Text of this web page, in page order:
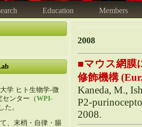
Education Members
学 ヒト生物学-微
ンター（WPI-
た。
、末梢・自律・腸
2008
■マウス網膜
修飾機構
Kaneda, M.,
P2-
2008.